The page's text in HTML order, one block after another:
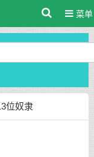
菜单
位奴隶